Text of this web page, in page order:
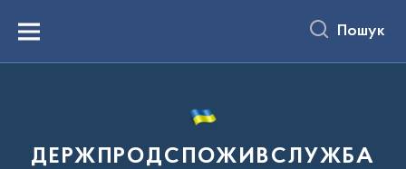
вмістуMenu Пошук
ДЕРЖПРОДСПОЖИВСЛУЖБА